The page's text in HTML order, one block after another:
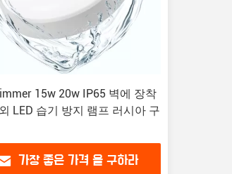
15w 20w IP65 벽에 장착
LED 습기 방지 램프 러시아 구
가장 좋은 가격 을 구하라